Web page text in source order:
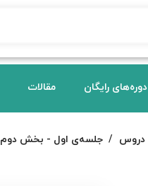
دوره‌های رایگان مقالات
دروس جلسه‌ی اول - بخش دوم